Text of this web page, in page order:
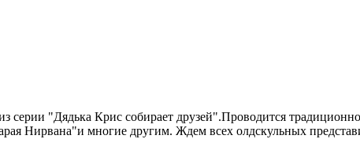
серии "Дядька Крис собирает друзей".Проводится
Нирвана"и многие другим. Ждем всех олдскульных